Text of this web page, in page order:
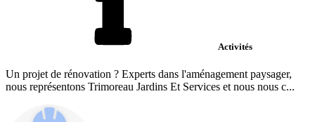
Activités
Un projet de rénovation ? Experts dans l'aménagement paysager,
nous représentons Trimoreau Jardins Et Services et nous nous c...